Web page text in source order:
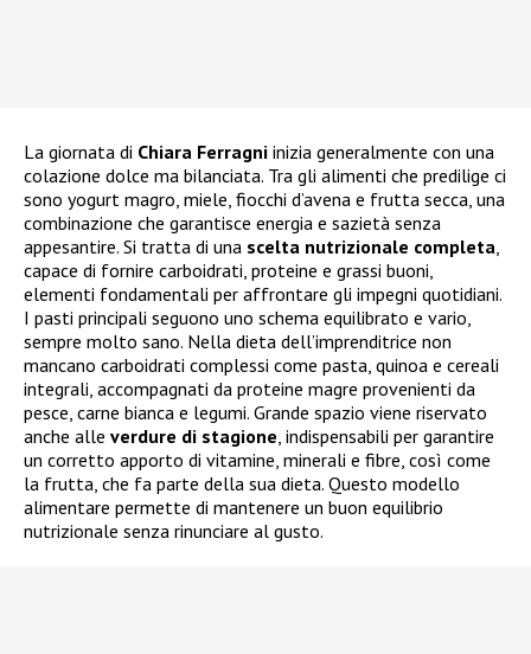
La giornata di Chiara Ferragni inizia generalmente con una
colazione dolce ma bilanciata. Tra gli alimenti che predilige ci
sono yogurt magro, miele, fiocchi d’avena e frutta secca, una
combinazione che garantisce energia e sazietà senza
appesantire. Si tratta di una scelta nutrizionale completa
capace di fornire carboidrati, proteine e grassi buoni,
elementi fondamentali per affrontare gli impegni quotidiani.
I pasti principali seguono uno schema equilibrato e vario,
sempre molto sano. Nella dieta dell’imprenditrice non
mancano carboidrati complessi come pasta, quinoa e cereali
integrali, accompagnati da proteine magre provenienti da
pesce, carne bianca e legumi. Grande spazio viene riservato
anche alle verdure di stagione , indispensabili per garantire
un corretto apporto di vitamine, minerali e fibre, così come
la frutta, che fa parte della sua dieta. Questo modello
alimentare permette di mantenere un buon equilibrio
nutrizionale senza rinunciare al gusto.